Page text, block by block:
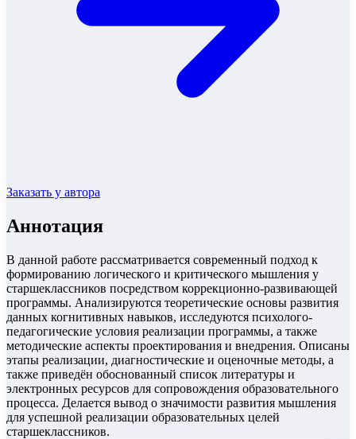
Заказать у автора
Аннотация
В данной работе рассматривается современный подход к
формированию логического и критического мышления у
старшеклассников посредством коррекционно-развивающей
программы. Анализируются теоретические основы развития
данных когнитивных навыков, исследуются психолого-
педагогические условия реализации программы, а также
методические аспекты проектирования и внедрения. Описаны
этапы реализации, диагностические и оценочные методы, а
также приведён обоснованный список литературы и
электронных ресурсов для сопровождения образовательного
процесса. Делается вывод о значимости развития мышления
для успешной реализации образовательных целей
старшеклассников.